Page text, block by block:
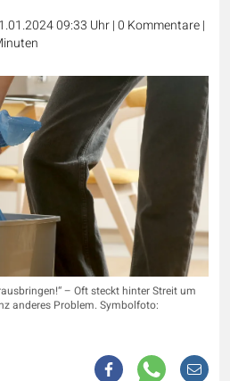
09:33 Uhr|0 Kommentare|
– Oft steckt hinter Streit um
anderes Problem. Symbolfoto: